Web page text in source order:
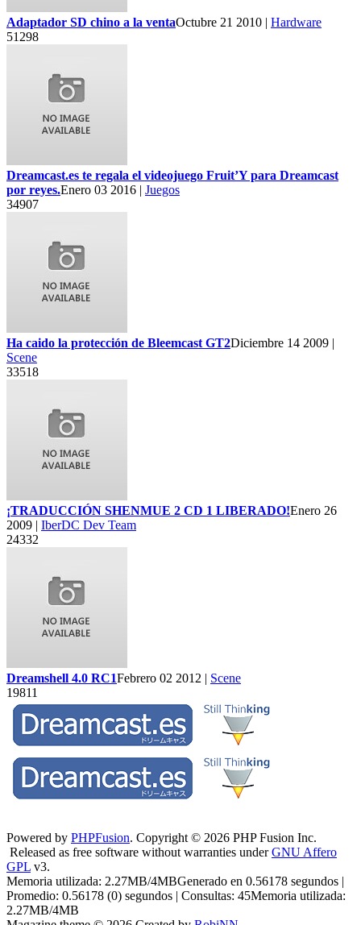
Adaptador SD chino a la ventaOctubre 21 2010 | Hardware
51298
Dreamcast.es te regala el videojuego Fruit’Y para Dreamcast
por reyes.Enero 03 2016 | Juegos
34907
Ha caido la protección de Bleemcast GT2Diciembre 14 2009 |
Scene
33518
¡TRADUCCIÓN SHENMUE 2 CD 1 LIBERADO!Enero 26
2009 | IberDC Dev Team
24332
Dreamshell 4.0 RC1Febrero 02 2012 | Scene
19811
Powered by PHPFusion. Copyright © 2026 PHP Fusion Inc.
Released as free software without warranties underGNU Affero
GPL v3.
Memoria utilizada: 2.27MB/4MBGenerado en 0.56178 segundos |
Promedio: 0.56178 (0) segundos | Consultas: 45Memoria utilizada:
2.27MB/4MB